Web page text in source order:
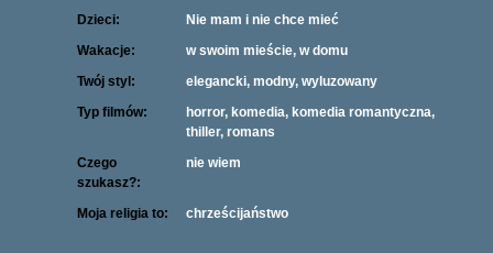
Dzieci:
Nie mam i nie chce mieć
Wakacje:
w swoim mieście, w domu
Twój styl:
elegancki, modny, wyluzowany
Typ filmów:
horror, komedia, komedia romantyczna,
thiller, romans
Czego
szukasz?:
nie wiem
Moja religia to: chrześcijaństwo